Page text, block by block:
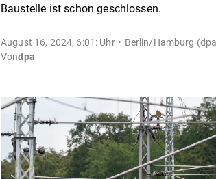
Baustelle ist schon geschlossen.
August 16, 2024, 6:01: Uhr Berlin/Hamburg
Vondpa